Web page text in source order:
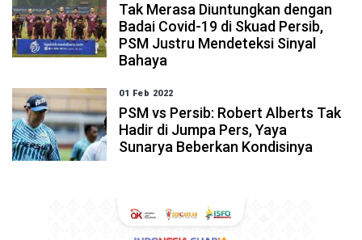
Tak Merasa Diuntungkan dengan
Badai Covid-19 di Skuad Persib,
PSM Justru Mendeteksi Sinyal
Bahaya
01 Feb 2022
PSM vs Persib: Robert Alberts Tak
Hadir di Jumpa Pers, Yaya
Sunarya Beberkan Kondisinya